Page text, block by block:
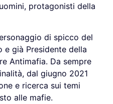
protagonisti della
di spicco del
e già Presidente della
Antimafia. Da sempre
dal giugno 2021
e ricerca sui temi
alle mafie.